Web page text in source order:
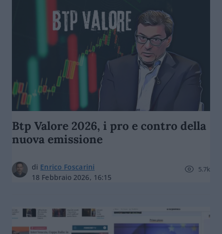
Btp Valore 2026, i pro e contro della
nuova emissione
di Enrico Foscarini
18 Febbraio 2026, 16:15
5.7k